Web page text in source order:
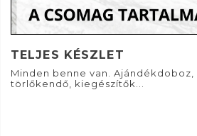
TELJES KÉSZLET
Minden benne van. Ajándékdoboz,
törlőkendő, kiegészítők...